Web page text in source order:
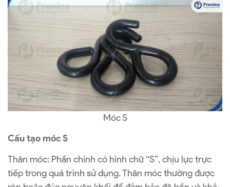
Móc S
Cấu tạo móc S
Thân móc: Phần chính có hình chữ “S”, chịu lực trực
tiếp trong quá trình sử dụng. Thân móc thường được